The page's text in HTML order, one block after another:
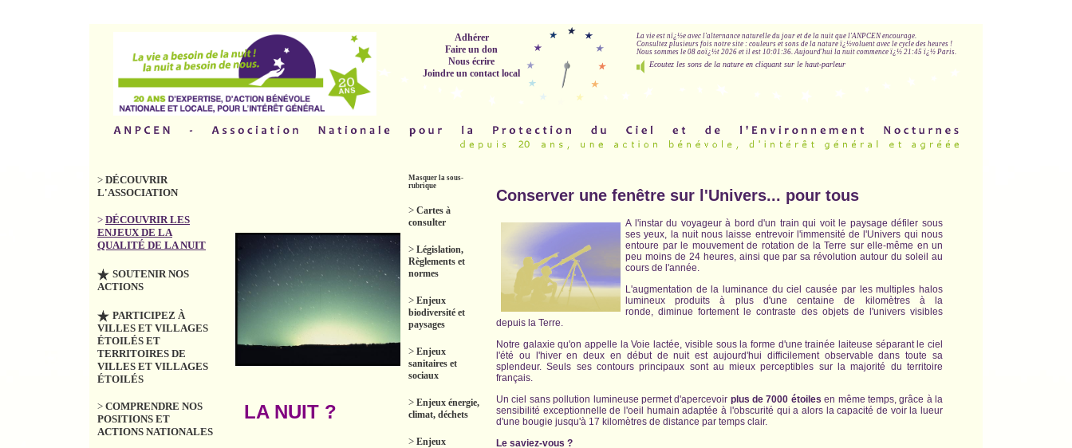
Adhérer
Faire un don
Nous écrire
Joindre un contact local
La vie est nï¿½e avec l'alternance naturelle du jour et de la nuit que l'ANPCEN encourage.
Consultez plusieurs fois notre site : couleurs et sons de la nature ï¿½voluent avec le cycle des heures !
Nous sommes le 08 aoï¿½t 2026 et il est 10:01:36.Aujourd'hui la nuit commence ï¿½ 21:45 ï¿½ Paris.
Ecoutez les sons de la nature en cliquant sur le haut-parleur
> DÉCOUVRIR
L'ASSOCIATION
> DÉCOUVRIR LES
ENJEUX DE LA
QUALITÉ DE LA NUIT
SOUTENIR NOS
ACTIONS
PARTICIPEZ À
VILLES ET VILLAGES
ÉTOILÉS ET
TERRITOIRES DE
VILLES ET VILLAGES
ÉTOILÉS
> COMPRENDRE NOS
POSITIONS ET
ACTIONS NATIONALES
LA NUIT ?
Masquer la sous-
rubrique
> Cartes à
consulter
> Législation,
Règlements et
normes
> Enjeux
biodiversité et
paysages
> Enjeux
sanitaires et
sociaux
> Enjeux énergie,
climat, déchets
> Enjeux
Conserver une fenêtre sur l'Univers... pour tous
A l'instar du voyageur à bord d'un train qui voit le paysage défiler sous
ses yeux, la nuit nous laisse entrevoir l'immensité de l'Univers qui nous
entoure par le mouvement de rotation de la Terre sur elle-même en un
peu moins de 24 heures, ainsi que par sa révolution autour du soleil au
cours de l'année.
L'augmentation de la luminance du ciel causée par les multiples halos
lumineux produits à plus d'une centaine de kilomètres à la
ronde, diminue fortement le contraste des objets de l'univers visibles
depuis la Terre.
Notre galaxie qu'on appelle la Voie lactée, visible sous la forme d'une trainée laiteuse séparant le ciel
l'été ou l'hiver en deux en début de nuit est aujourd'hui difficilement observable dans toute sa
splendeur. Seuls ses contours principaux sont au mieux perceptibles sur la majorité du territoire
français.
Un ciel sans pollution lumineuse permet d'apercevoir plus de 7000 étoiles en même temps, grâce à la
sensibilité exceptionnelle de l'oeil humain adaptée à l'obscurité qui a alors la capacité de voir la lueur
d'une bougie jusqu'à 17 kilomètres de distance par temps clair.
Le saviez-vous ?